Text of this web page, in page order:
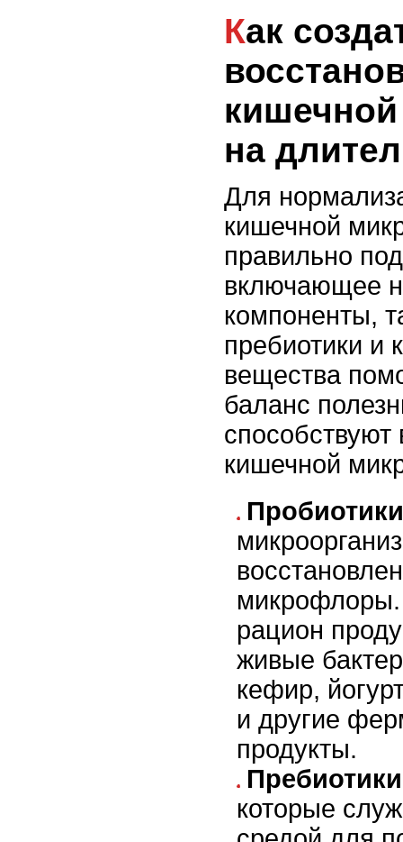
Как создать рацион для
на
Для
кишечной
правильно
включающее
компоненты,
пребиотики и
вещества
баланс
кишечной
рацион
живые
кефир,
и другие
продукты.
которые